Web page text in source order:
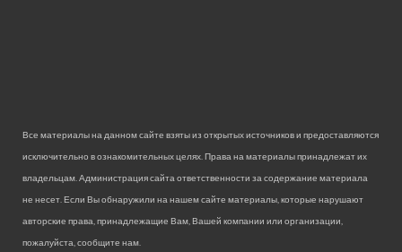
Все материалы на данном сайте взяты из открытых источников и предоставляются
исключительно в ознакомительных целях. Права на материалы принадлежат их
владельцам. Администрация сайта ответственности за содержание материала
не несет. Если Вы обнаружили на нашем сайте материалы, которые нарушают
авторские права, принадлежащие Вам, Вашей компании или организации,
пожалуйста, сообщите нам.